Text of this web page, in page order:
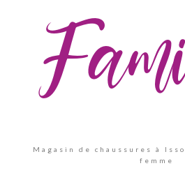
Magasin de chaussures à
femme